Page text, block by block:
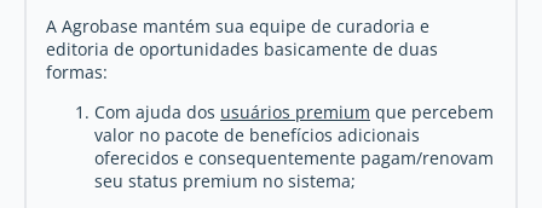
A Agrobase mantém sua equipe de curadoria e
editoria de oportunidades basicamente de duas
formas:
Com ajuda dos usuários premium que percebem
valor no pacote de benefícios adicionais
oferecidos e consequentemente pagam/renovam
seu status premium no sistema;